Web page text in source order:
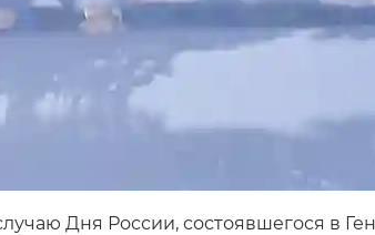
Дня России, состоявшегося в